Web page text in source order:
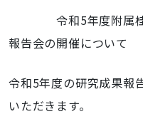
つ
て
（終
令和5年度附属桂イ
報告会の開催について
令和5年度の研究成果報
いただ